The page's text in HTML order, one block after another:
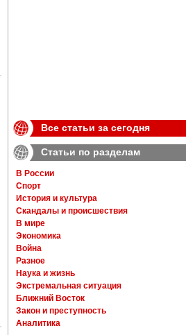
Все статьи за сегодня
Статьи по разделам
В России
Спорт
История и культура
Скандалы и происшествия
В мире
Экономика
Война
Разное
Наука и жизнь
Экстремальная ситуация
Ближний Восток
Закон и преступность
Аналитика